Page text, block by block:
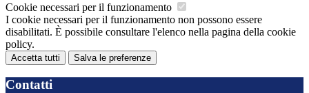
Cookie necessari per il funzionamento
I cookie necessari per il funzionamento non possono essere
disabilitati. È possibile consultare l'elenco nella pagina della cookie
policy.
Accetta tutti Salva le preferenze
Contatti